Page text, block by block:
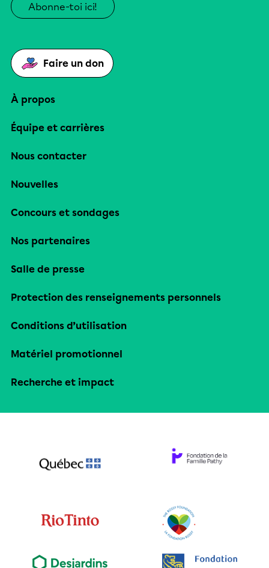
Abonne-toi ici!
Faire un don
À propos
Équipe et carrières
Nous contacter
Nouvelles
Concours et sondages
Nos partenaires
Salle de presse
Protection des renseignements personnels
Conditions d’utilisation
Matériel promotionnel
Recherche et impact